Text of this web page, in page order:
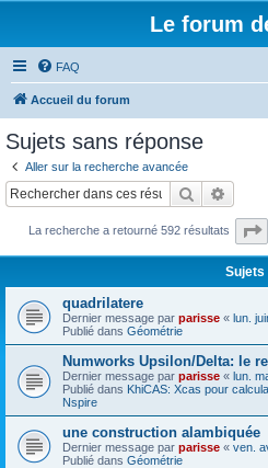
Le forum
FAQ
Accueil du forum
Sujets sans réponse
Aller sur la recherche avancée
Rechercher
La recherche a retourné 592 résultats
Sujets
quadrilatere
Dernier message par parisse « lun.
Publié dans Géométrie
Numworks Upsilon/Delta: le
Dernier message par parisse « lun.
Publié dans KhiCAS: Xcas pour
Nspire
une construction alambiquée
Dernier message par parisse « ven.
Publié dans Géométrie